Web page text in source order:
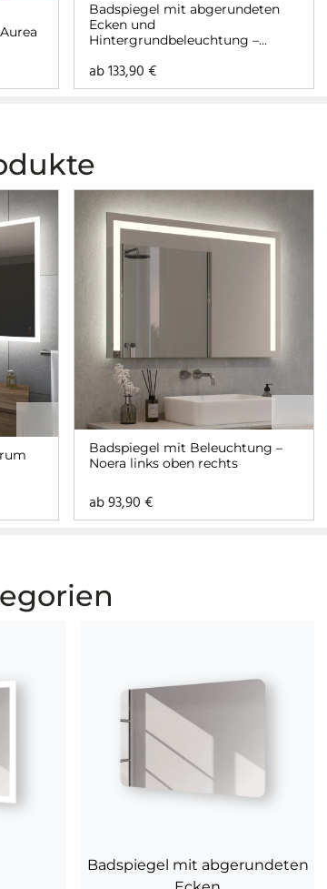
Badspiegel mit abgerundeten
Ecken und
Hintergrundbeleuchtung –
ab133,90€
Badspiegel mit Beleuchtung –
Noera links oben rechts
ab93,90€
Badspiegel mit abgerundeten